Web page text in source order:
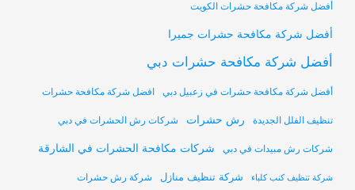
أفضل شركة مكافحة حشرات الكويت
أفضل شركة مكافحة حشرات جميرا
أفضل شركة مكافحة حشرات دبي
أفضل شركة مكافحة حشرات في زعبيل دبي افضل شركة مكافحة حشرات
تنظيف الفلل الجديدة رش حشرات شركات رش الحشرات في دبي
شركات رش مبيدات في دبي شركات مكافحة الحشرات في الشارقة
شركة تنظيف كنب كلباء شركة تنظيف منازل شركة رش حشرات